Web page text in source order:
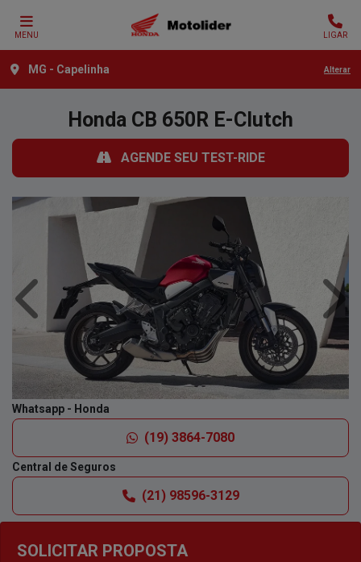
MENU LIGAR
MG - Capelinha Alterar
Honda CB 650R E-Clutch
AGENDE SEU TEST-RIDE
SOLICITAR PROPOSTA
Anterior
Whatsapp - Honda
(19) 3864-7080
Central de Seguros
(21) 98596-3129